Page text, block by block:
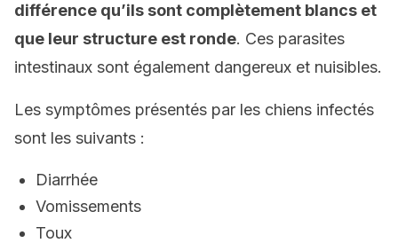
différence qu’ils sont complètement blancs et
que leur structure est ronde. Ces parasites
intestinaux sont également dangereux et nuisibles.
Les symptômes présentés par les chiens infectés
sont les suivants :
Diarrhée
Vomissements
Toux